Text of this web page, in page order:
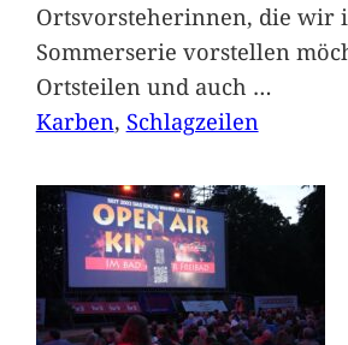
Ortsvorsteherinnen, die wir
Sommerserie vorstellen
Ortsteilen und auch …
Karben, Schlagzeilen